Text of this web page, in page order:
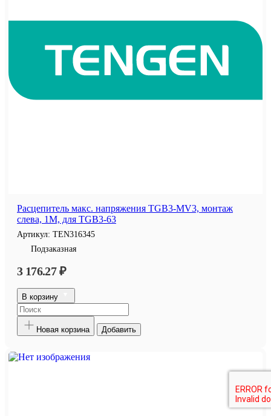
Расцепитель макс. напряжения TGB3-MV3, монтаж
слева, 1M, для TGB3-63
Артикул: TEN316345
Подзаказная
3 176.27 ₽
В корзину
Новая корзина Добавить